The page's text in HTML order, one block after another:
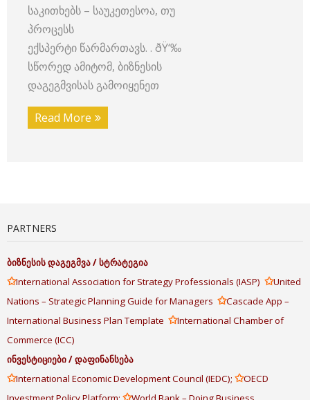
საკითხებს – საუკეთესოა, თუ
პროცესს
ექსპერტი წარმართავს. . ðŸ‘‰
სწორედ ამიტომ, ბიზნესის
დაგეგმვისას გამოიყენეთ
Read More
PARTNERS
ბიზნესისდაგეგმვა/სტრატეგია
✩International Association for Strategy Professionals (IASP) ✩United
Nations – Strategic Planning Guide for Managers ✩Cascade App –
International Business Plan Template ✩International Chamber of
Commerce (ICC)
ინვესტიციები/დაფინანსება
✩International Economic Development Council (IEDC); ✩OECD